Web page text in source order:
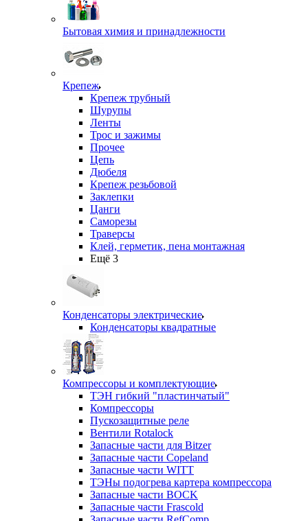
Бытовая химия и принадлежности
Крепеж
Крепеж трубный
Шурупы
Ленты
Трос и зажимы
Прочее
Цепь
Дюбеля
Крепеж резьбовой
Заклепки
Цанги
Саморезы
Траверсы
Клей, герметик, пена монтажная
Ещё 3
Конденсаторы электрические
Конденсаторы квадратные
Компрессоры и комплектующие
ТЭН гибкий "пластинчатый"
Компрессоры
Пускозащитные реле
Вентили Rotalock
Запасные части для Bitzer
Запасные части Copeland
Запасные части WITT
ТЭНы подогрева картера компрессора
Запасные части BOCK
Запасные части Frascold